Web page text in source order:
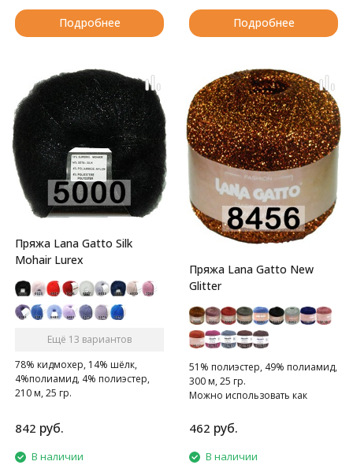
Подробнее Подробнее
Пряжа Lana Gatto Silk
Mohair Lurex
Ещё 13 вариантов
78% кидмохер, 14% шёлк,
4%полиамид, 4% полиэстер,
210 м, 25 гр.
842 руб.
В наличии
Пряжа Lana Gatto New
Glitter
51% полиэстер, 49% полиамид,
300 м, 25 гр.
Можно использовать как
добавки к любой другой
пряже.
462 руб.
В наличии